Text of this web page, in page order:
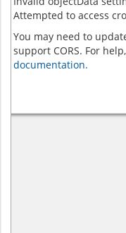
Attempted to access
You may need to
support CORS. For
documentation.